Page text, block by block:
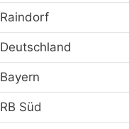
Raindorf
Deutschland
Bayern
RB Süd